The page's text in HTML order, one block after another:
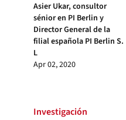
Asier Ukar, consultor
sénior en PI Berlin y
Director General de la
filial española PI Berlin S.
L
Apr 02, 2020
Investigación